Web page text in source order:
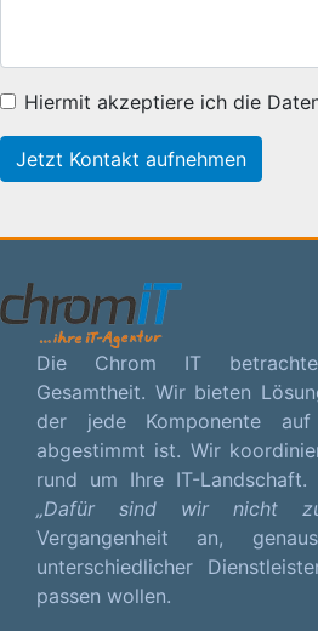
Hiermit akzeptiere ich die
Jetzt Kontakt aufnehmen
Die Chrom IT
Gesamtheit. Wir bieten
der jede Komponente
abgestimmt ist. Wir
rund um Ihre IT-
„Dafür sind wir nicht
Vergangenheit an,
unterschiedlicher
passen wollen.